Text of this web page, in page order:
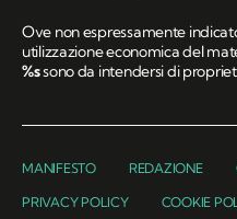
Ove non espressamente
utilizzazione economica del
%ssono da intendersi di
MANIFESTO REDAZIONE
PRIVACY POLICY COOKIE